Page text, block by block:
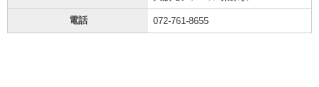
電話 072-761-8655